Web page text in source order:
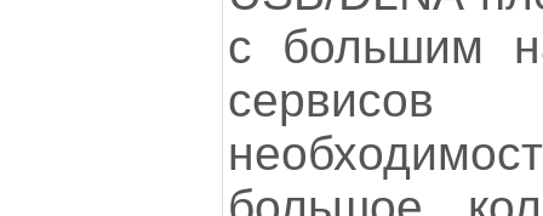
с большим
сервисов